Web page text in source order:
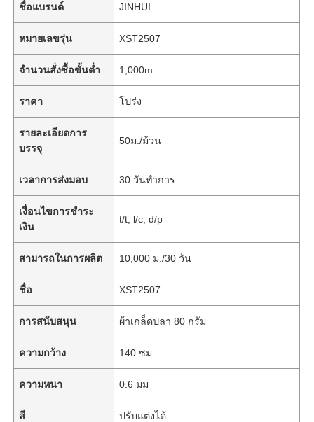
ชื่อแบรนด์ JINHUI
หมายเลขรุ่น XST2507
จำนวนสั่งซื้อขั้นต่ำ 1,000m
ราคา โปร่ง
รายละเอียดการ
บรรจุ
50ม./ม้วน
เวลาการส่งมอบ 30 วันทำการ
เงื่อนไขการชำระ
เงิน
t/t, l/c, d/p
สามารถในการผลิต 10,000 ม./30 วัน
ชื่อ XST2507
การสนับสนุน ผ้าเกล็ดปลา 80 กรัม
ความกว้าง 140 ซม.
ความหนา 0.6 มม
สี ปรับแต่งได้